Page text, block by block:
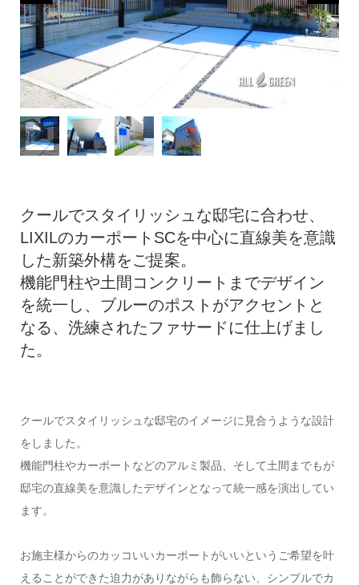
クールでスタイリッシュな邸宅に合わせ、
LIXILのカーポートSCを中心に直線美を意識
した新築外構をご提案。
機能門柱や土間コンクリートまでデザイン
を統一し、ブルーのポストがアクセントと
なる、洗練されたファサードに仕上げまし
た。
クールでスタイリッシュな邸宅のイメージに見合うような設計
をしました。
機能門柱やカーポートなどのアルミ製品、そして土間までもが
邸宅の直線美を意識したデザインとなって統一感を演出してい
ます。
お施主様からのカッコいいカーポートがいいというご希望を叶
えることができた迫力がありながらも飾らない、シンプルでカ